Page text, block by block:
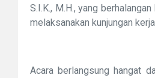
S.I.K., M.H., yang
melaksanakan kunjungan
Acara berlangsung hangat